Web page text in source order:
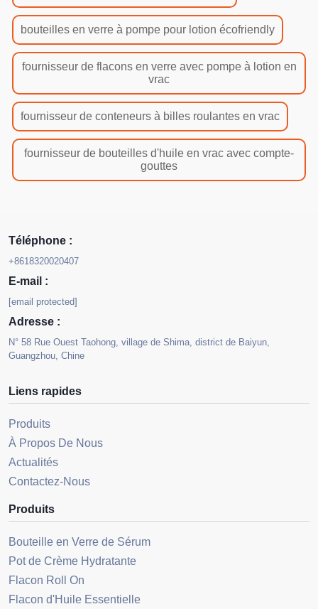
bouteilles en verre à pompe pour lotion écofriendly
fournisseur de flacons en verre avec pompe à lotion en
vrac
fournisseur de conteneurs à billes roulantes en vrac
fournisseur de bouteilles d'huile en vrac avec compte-
gouttes
Téléphone :
+8618320020407
E-mail :
[email protected]
Adresse :
N° 58 Rue Ouest Taohong, village de Shima, district de Baiyun,
Guangzhou, Chine
Liens rapides
Produits
À Propos De Nous
Actualités
Contactez-Nous
Produits
Bouteille en Verre de Sérum
Pot de Crème Hydratante
Flacon Roll On
Flacon d'Huile Essentielle